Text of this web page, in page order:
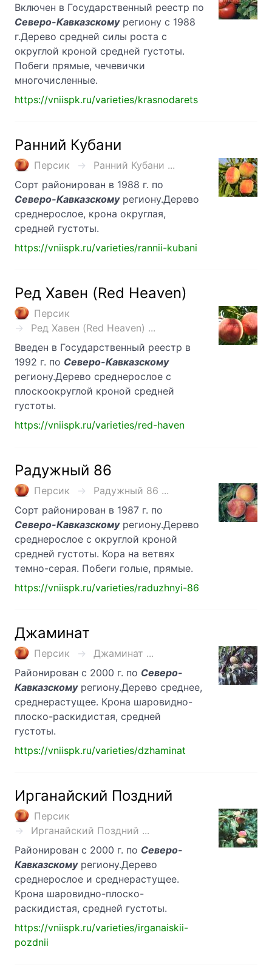
Включен в Государственный реестр по
Северо-Кавказскомурегиону с 1988
г.Дерево средней силы роста с
округлой кроной средней густоты.
Побеги прямые, чечевички
многочисленные.
https://vniispk.ru/varieties/krasnodarets
Ранний Кубани
Персик
Ранний Кубани ...
Сорт районирован в 1988 г. по
Северо-Кавказскомурегиону.Дерево
среднерослое, крона округлая,
средней густоты.
https://vniispk.ru/varieties/rannii-kubani
Ред Хавен (Red Heaven)
Персик
Ред Хавен (Red Heaven) ...
Введен в Государственный реестр в
1992 г. по Северо-Кавказскому
региону.Дерево среднерослое с
плоскоокруглой кроной средней
густоты.
https://vniispk.ru/varieties/red-haven
Радужный 86
Персик
Радужный 86 ...
Сорт районирован в 1987 г. по
Северо-Кавказскомурегиону.Дерево
среднерослое с округлой кроной
средней густоты. Кора на ветвях
темно-серая. Побеги голые, прямые.
https://vniispk.ru/varieties/raduzhnyi-86
Джаминат
Персик
Джаминат ...
Районирован с 2000 г. по Северо-
Кавказскомурегиону.Дерево среднее,
среднерастущее. Крона шаровидно-
плоско-раскидистая, средней
густоты.
https://vniispk.ru/varieties/dzhaminat
Ирганайский Поздний
Персик
Ирганайский Поздний ...
Районирован с 2000 г. по Северо-
Кавказскомурегиону.Дерево
среднерослое и среднерастущее.
Крона шаровидно-плоско-
раскидистая, средней густоты.
https://vniispk.ru/varieties/irganaiskii-
pozdnii